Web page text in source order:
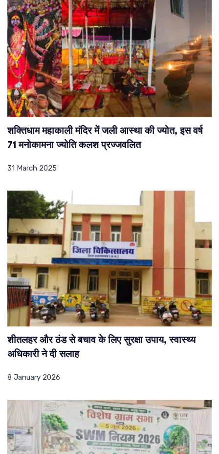
शक्तिधाम महाकाली मंदिर में जली आस्था की ज्योत, इस वर्ष
71 मनोकामना ज्योति कलश प्रज्जवलित
31 March 2025
शीतलहर और ठंड से बचाव के लिए सुरक्षा उपाय, स्वास्थ्य
अधिकारी ने दी सलाह
8 January 2026